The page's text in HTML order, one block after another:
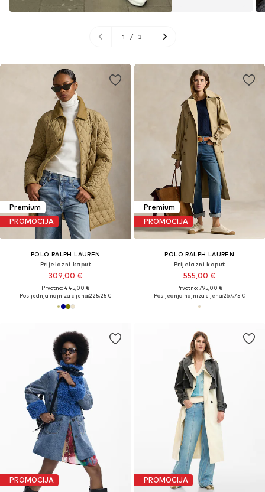
Premium
PROMOCIJA
POLO RALPH LAUREN
Prijelazni kaput
309,00 €
Prvotno: 445,00 €
Posljednja najniža cijena:225,25 €
Premium
PROMOCIJA
POLO RALPH LAUREN
Prijelazni kaput
555,00 €
Prvotno: 795,00 €
Posljednja najniža cijena:267,75 €
PROMOCIJA PROMOCIJA
1 / 3